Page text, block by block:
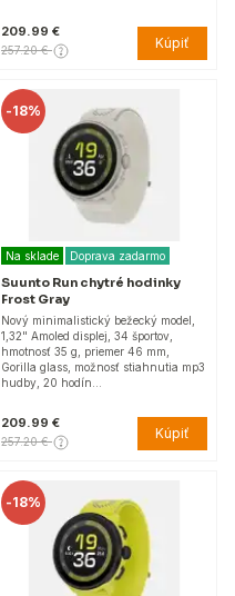
209.99 €
257.20 € Kúpiť
-18%
Na sklade Doprava zadarmo
Suunto Run chytré hodinky
Frost Gray
Nový minimalistický bežecký model,
1,32" Amoled displej, 34 športov,
hmotnosť 35 g, priemer 46 mm,
Gorilla glass, možnosť stiahnutia mp3
hudby, 20 hodín…
209.99 €
257.20 € Kúpiť
-18%